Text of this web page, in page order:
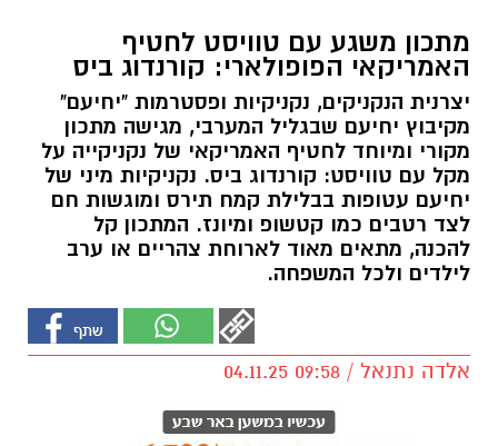
מתכון משגע עם טוויסט לחטיף
האמריקאי הפופולארי: קורנדוג ביס
יצרנית הנקניקים, נקניקיות ופסטרמות "יחיעם"
מקיבוץ יחיעם שבגליל המערבי, מגישה מתכון
מקורי ומיוחד לחטיף האמריקאי של נקניקייה על
מקל עם טוויסט: קורנדוג ביס. נקניקיות מיני של
יחיעם עטופות בבלילת קמח תירס ומוגשות חם
לצד רטבים כמו קטשופ ומיונז. המתכון קל
להכנה, מתאים מאוד לארוחת צהריים או ערב
לילדים ולכל המשפחה.
אלדה נתנאל / 09:58 04.11.25